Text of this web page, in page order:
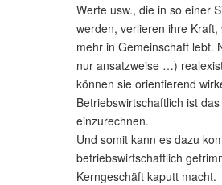
Werte usw., die in so einer
werden, verlieren ihre
mehr in Gemeinschaft lebt.
nur ansatzweise …)
können sie orientierend
Betriebswirtschaftlich ist
einzurechnen.
Und somit kann es dazu
betriebswirtschaftlich
Kerngeschäft kaputt macht.